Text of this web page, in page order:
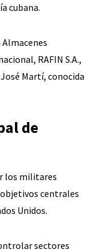
cubana.
RAFIN S.A.,
Martí, conocida
de
los militares
centrales
Unidos.
sectores